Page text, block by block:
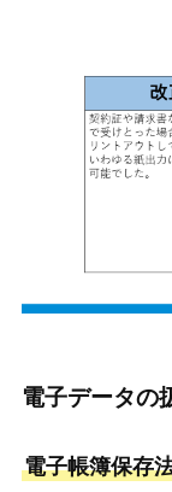
電子データの
電子帳簿保存